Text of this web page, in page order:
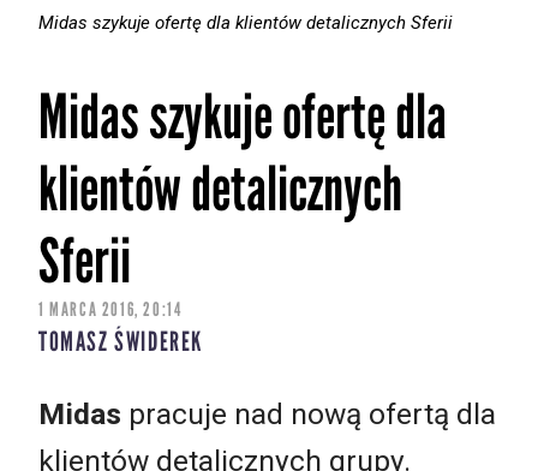
Midas szykuje ofertę dla klientów detalicznych Sferii
Midas szykuje ofertę dla
klientów detalicznych
Sferii
1 MARCA 2016, 20:14
TOMASZ ŚWIDEREK
Midas pracuje nad nową ofertą dla
klientów detalicznych grupy.